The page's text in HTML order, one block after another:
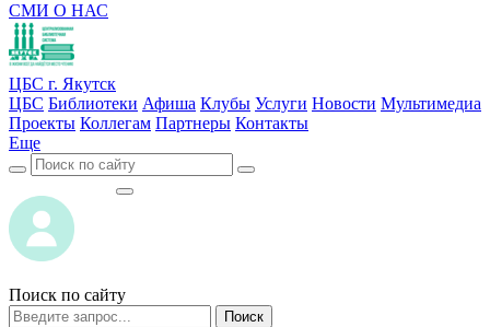
СМИ О НАС
ЦБС г. Якутск
ЦБС Библиотеки Афиша Клубы Услуги Новости Мультимедиа
Проекты Коллегам Партнеры Контакты
Еще
Поиск по сайту
Поиск